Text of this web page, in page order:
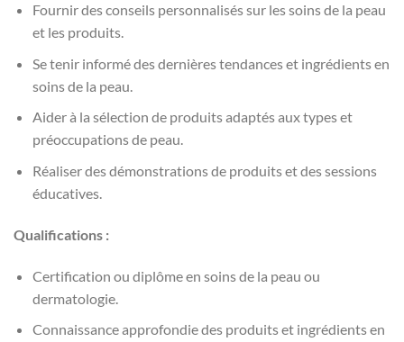
Fournir des conseils personnalisés sur les soins de la peau
et les produits.
Se tenir informé des dernières tendances et ingrédients en
soins de la peau.
Aider à la sélection de produits adaptés aux types et
préoccupations de peau.
Réaliser des démonstrations de produits et des sessions
éducatives.
Qualifications :
Certification ou diplôme en soins de la peau ou
dermatologie.
Connaissance approfondie des produits et ingrédients en